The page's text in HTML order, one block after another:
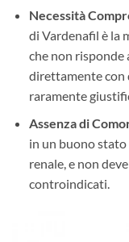
Necessità
di Vardenafil è la
che non risponde
direttamente con
raramente
Assenza di
in un buono stato
renale, e non
controindicati.